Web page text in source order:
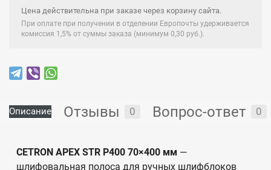
Цена действительна при заказе через корзину сайта.
При оплате при получении в отделении Европочты удерживается
комиссия 1,5% от суммы заказа (минимум 0,30 руб.).
Описание Отзывы 0 Вопрос-ответ 0
CETRON APEX STR Р400 70×400 мм —
шлифовальная полоса для ручных шлифблоков